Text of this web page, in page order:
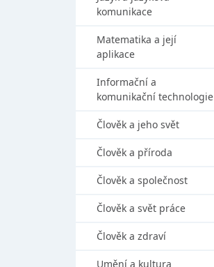
komunikace
Matematika a její
aplikace
Informační a
komunikační technologie
Člověk a jeho svět
Člověk a příroda
Člověk a společnost
Člověk a svět práce
Člověk a zdraví
Umění a kultura